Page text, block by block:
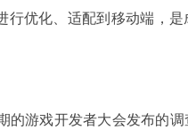
优化、适配到移动端，
的游戏开发者大会发布的